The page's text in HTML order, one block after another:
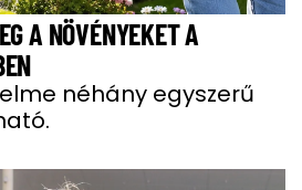
A NÖVÉNYEKET A
néhány egyszerű